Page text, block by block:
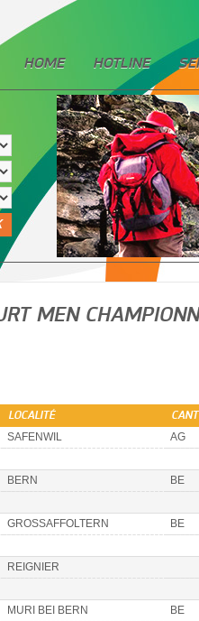
HOME HOTLINE
MEN
LOCALITÉ
SAFENWIL AG
BERN BE
GROSSAFFOLTERN BE
REIGNIER
MURI BEI BERN BE